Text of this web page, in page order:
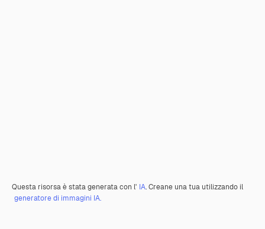
Questa risorsa è stata generata con l' IA. Creane una tua utilizzando il
generatore di immagini IA.